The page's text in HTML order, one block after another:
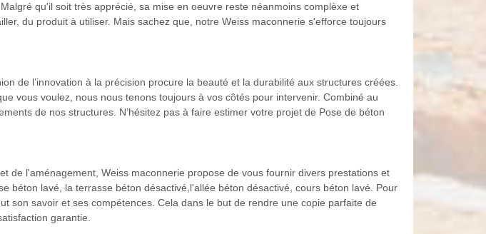
qu'il soit très apprécié, sa mise en oeuvre reste néanmoins complèxe et
du produit à utiliser. Mais sachez que, notre Weiss maconnerie s'efforce toujours
de l’innovation à la précision procure la beauté et la durabilité aux structures créées.
vous voulez, nous nous tenons toujours à vos côtés pour intervenir. Combiné au
de nos structures. N’hésitez pas à faire estimer votre projet de Pose de béton
de l'aménagement, Weiss maconnerie propose de vous fournir divers prestations et
béton lavé, la terrasse béton désactivé,l'allée béton désactivé, cours béton lavé. Pour
son savoir et ses compétences. Cela dans le but de rendre une copie parfaite de
garantie.